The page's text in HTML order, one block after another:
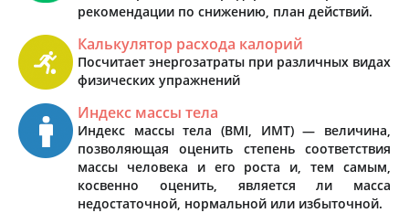
рекомендации по снижению, план действий.
Калькулятор расхода калорий
Посчитает энергозатраты при различных видах
физических упражнений
Индекс массы тела
Индекс массы тела (BMI, ИМТ) — величина,
позволяющая оценить степень соответствия
массы человека и его роста и, тем самым,
косвенно оценить, является ли масса
недостаточной, нормальной или избыточной.